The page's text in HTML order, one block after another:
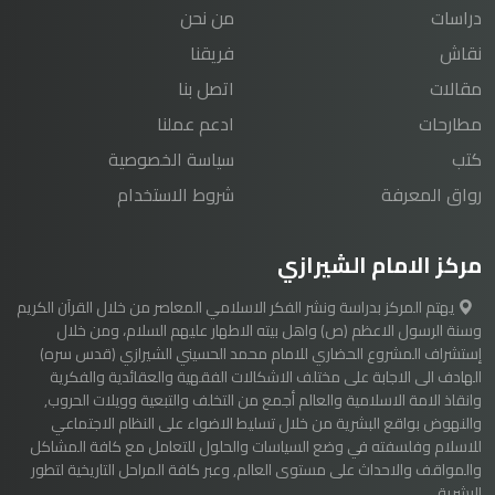
دراسات
نقاش
مقالات
مطارحات
كتب
رواق المعرفة
من نحن
فريقنا
اتصل بنا
ادعم عملنا
سياسة الخصوصية
شروط الاستخدام
مركز الامام الشيرازي
يهتم المركز بدراسة ونشر الفكر الاسلامي المعاصر من خلال القرآن الكريم
وسنة الرسول الاعظم (ص) واهل بيته الاطهار عليهم السلام، ومن خلال
إستشراف المشروع الحضاري للامام محمد الحسيني الشيرازي (قدس سره)
الهادف الى الاجابة على مختلف الاشكالات الفقهية والعقائدية والفكرية
وانقاذ الامة الاسلامية والعالم أجمع من التخلف والتبعية وويلات الحروب,
والنهوض بواقع البشرية من خلال تسليط الاضواء على النظام الاجتماعي
للاسلام وفلسفته في وضع السياسات والحلول للتعامل مع كافة المشاكل
والمواقف والاحداث على مستوى العالم, وعبر كافة المراحل التاريخية لتطور